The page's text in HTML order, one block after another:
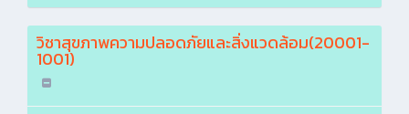
วิชาสุขภาพความปลอดภัยและสิ่งแวดล้อม(20001-
1001)